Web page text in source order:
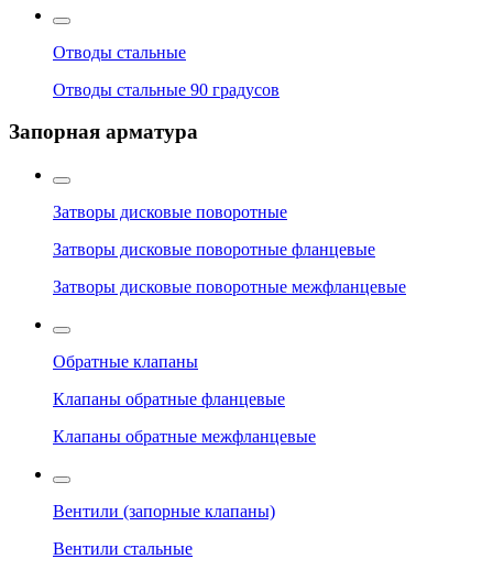
Отводы стальные
Отводы стальные 90 градусов
Запорная арматура
Затворы дисковые поворотные
Затворы дисковые поворотные фланцевые
Затворы дисковые поворотные межфланцевые
Обратные клапаны
Клапаны обратные фланцевые
Клапаны обратные межфланцевые
Вентили (запорные клапаны)
Вентили стальные